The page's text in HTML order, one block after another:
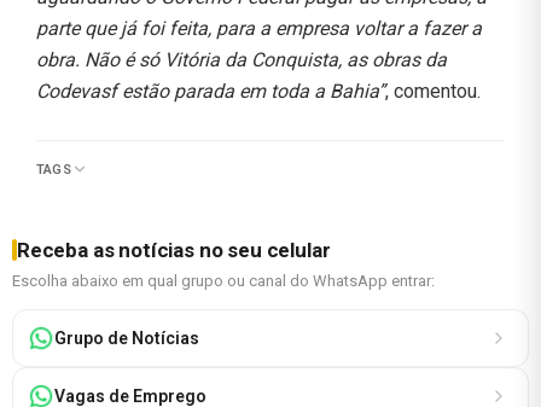
parte que já foi feita, para a empresa voltar a fazer a
obra. Não é só Vitória da Conquista, as obras da
Codevasf estão parada em toda a Bahia”, comentou.
TAGS
Receba as notícias no seu celular
Escolha abaixo em qual grupo ou canal do WhatsApp entrar:
Grupo de Notícias
Vagas de Emprego